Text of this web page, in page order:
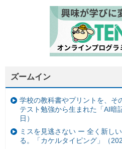
ズームイン
学校の教科書やプリントを、
テスト勉強から生まれた「AI暗
日）
ミスを見逃さない ー 全く新し
る。「カケルタイピング」（